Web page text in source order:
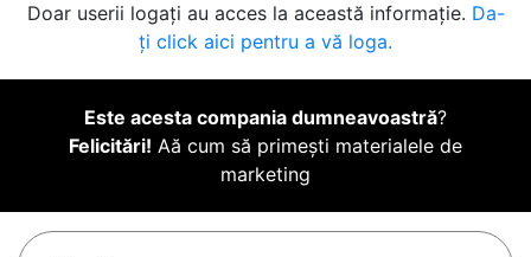
Doar userii logați au acces la această informație. Da-
ți click aici pentru a vă loga.
Este acesta compania dumneavoastră?
Felicitări! Aă cum să primești materialele de
marketing